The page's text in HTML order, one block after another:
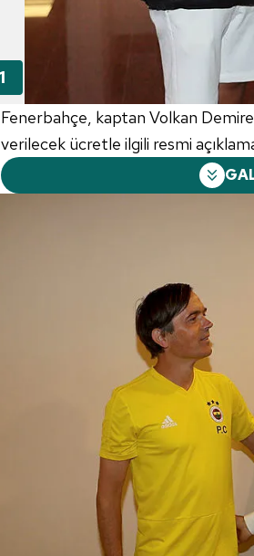
Fenerbahçe, kaptan Volkan
verilecek ücretle ilgili resmi